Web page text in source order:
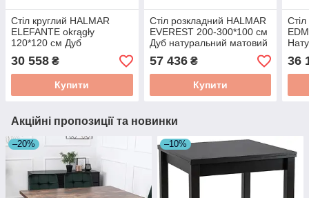
Стіл круглий HALMAR
ELEFANTE okrągły
120*120 см Дуб
натуральний V-PL-
ELEFANTE_OKRĄGŁY-ST
30 558 ₴
Купити
Стіл розкладний HALMAR
EVEREST 200-300*100 см
Дуб натуральний матовий
V-PL-EVEREST-ST-
D.NATURALNY
57 436₴
Купити
V-
36
Акційні пропозиції та новинки
–20% –10%